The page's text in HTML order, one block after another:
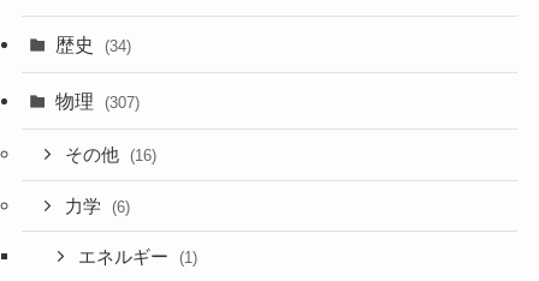
歴史 (34)
物理 (307)
その他 (16)
力学 (6)
エネルギー (1)